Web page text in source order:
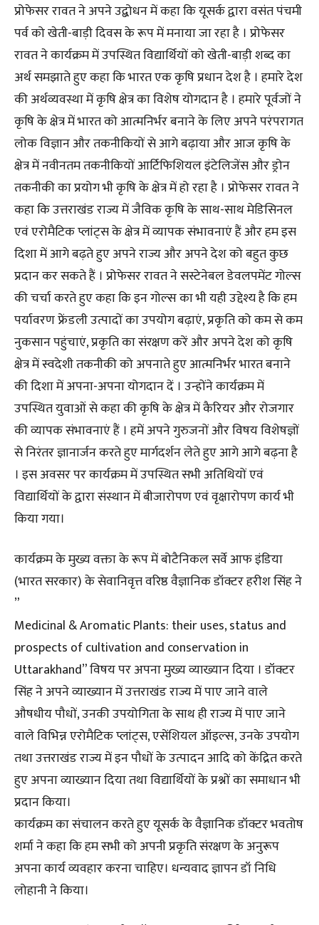
प्रोफेसर रावत ने अपने उद्बोधन में कहा कि यूसर्क द्वारा वसंत पंचमी
पर्व को खेती-बाड़ी दिवस के रूप में मनाया जा रहा है । प्रोफेसर
रावत ने कार्यक्रम में उपस्थित विद्यार्थियों को खेती-बाड़ी शब्द का
अर्थ समझाते हुए कहा कि भारत एक कृषि प्रधान देश है । हमारे देश
की अर्थव्यवस्था में कृषि क्षेत्र का विशेष योगदान है । हमारे पूर्वजों ने
कृषि के क्षेत्र में भारत को आत्मनिर्भर बनाने के लिए अपने परंपरागत
लोक विज्ञान और तकनीकियों से आगे बढ़ाया और आज कृषि के
क्षेत्र में नवीनतम तकनीकियों आर्टिफिशियल इंटेलिजेंस और ड्रोन
तकनीकी का प्रयोग भी कृषि के क्षेत्र में हो रहा है । प्रोफेसर रावत ने
कहा कि उत्तराखंड राज्य में जैविक कृषि के साथ-साथ मेडिसिनल
एवं एरोमैटिक प्लांट्स के क्षेत्र में व्यापक संभावनाएं हैं और हम इस
दिशा में आगे बढ़ते हुए अपने राज्य और अपने देश को बहुत कुछ
प्रदान कर सकते हैं । प्रोफेसर रावत ने सस्टेनेबल डेवलपमेंट गोल्स
की चर्चा करते हुए कहा कि इन गोल्स का भी यही उद्देश्य है कि हम
पर्यावरण फ्रेंडली उत्पादों का उपयोग बढ़ाएं, प्रकृति को कम से कम
नुकसान पहुंचाएं, प्रकृति का संरक्षण करें और अपने देश को कृषि
क्षेत्र में स्वदेशी तकनीकी को अपनाते हुए आत्मनिर्भर भारत बनाने
की दिशा में अपना-अपना योगदान दें । उन्होंने कार्यक्रम में
उपस्थित युवाओं से कहा की कृषि के क्षेत्र में कैरियर और रोजगार
की व्यापक संभावनाएं हैं । हमें अपने गुरुजनों और विषय विशेषज्ञों
से निरंतर ज्ञानार्जन करते हुए मार्गदर्शन लेते हुए आगे आगे बढ़ना है
। इस अवसर पर कार्यक्रम में उपस्थित सभी अतिथियों एवं
विद्यार्थियों के द्वारा संस्थान में बीजारोपण एवं वृक्षारोपण कार्य भी
किया गया।
कार्यक्रम के मुख्य वक्ता के रूप में बोटैनिकल सर्वे आफ इंडिया
(भारत सरकार) के सेवानिवृत्त वरिष्ठ वैज्ञानिक डॉक्टर हरीश सिंह ने
”
Medicinal & Aromatic Plants: their uses, status and
prospects of cultivation and conservation in
Uttarakhand” विषय पर अपना मुख्य व्याख्यान दिया । डॉक्टर
सिंह ने अपने व्याख्यान में उत्तराखंड राज्य में पाए जाने वाले
औषधीय पौधों, उनकी उपयोगिता के साथ ही राज्य में पाए जाने
वाले विभिन्न एरोमैटिक प्लांट्स, एसेंशियल ऑइल्स, उनके उपयोग
तथा उत्तराखंड राज्य में इन पौधों के उत्पादन आदि को केंद्रित करते
हुए अपना व्याख्यान दिया तथा विद्यार्थियों के प्रश्नों का समाधान भी
प्रदान किया।
कार्यक्रम का संचालन करते हुए यूसर्क के वैज्ञानिक डॉक्टर भवतोष
शर्मा ने कहा कि हम सभी को अपनी प्रकृति संरक्षण के अनुरूप
अपना कार्य व्यवहार करना चाहिए। धन्यवाद ज्ञापन डॉ निधि
लोहानी ने किया।